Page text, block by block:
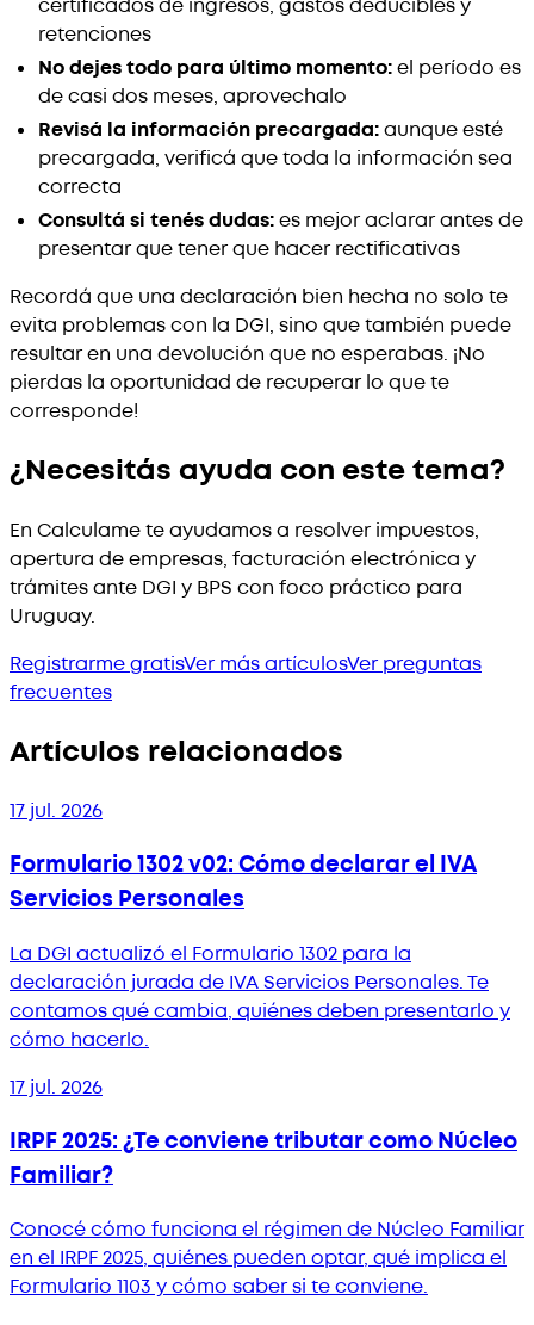
certificados de ingresos, gastos deducibles y
retenciones
No dejes todo para último momento:el período es
de casi dos meses, aprovechalo
Revisá la información precargada:aunque esté
precargada, verificá que toda la información sea
correcta
Consultá si tenés dudas:es mejor aclarar antes de
presentar que tener que hacer rectificativas
Recordá que una declaración bien hecha no solo te
evita problemas con la DGI, sino que también puede
resultar en una devolución que no esperabas. ¡No
pierdas la oportunidad de recuperar lo que te
corresponde!
¿Necesitás ayuda con este tema?
En Calculame te ayudamos a resolver impuestos,
apertura de empresas, facturación electrónica y
trámites ante DGI y BPS con foco práctico para
Uruguay.
Registrarme gratisVer más artículosVer preguntas
frecuentes
Artículos relacionados
17 jul. 2026
Formulario 1302 v02: Cómo declarar el IVA
Servicios Personales
La DGI actualizó el Formulario 1302 para la
declaración jurada de IVA Servicios Personales. Te
contamos qué cambia, quiénes deben presentarlo y
cómo hacerlo.
17 jul. 2026
IRPF 2025: ¿Te conviene tributar como Núcleo
Familiar?
Conocé cómo funciona el régimen de Núcleo Familiar
en el IRPF 2025, quiénes pueden optar, qué implica el
Formulario 1103 y cómo saber si te conviene.